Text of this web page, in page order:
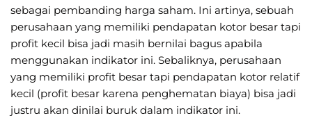
sebagai pembanding harga saham. Ini artinya, sebuah
perusahaan yang memiliki pendapatan kotor besar tapi
profit kecil bisa jadi masih bernilai bagus apabila
menggunakan indikator ini. Sebaliknya, perusahaan
yang memiliki profit besar tapi pendapatan kotor relatif
kecil (profit besar karena penghematan biaya) bisa jadi
justru akan dinilai buruk dalam indikator ini.